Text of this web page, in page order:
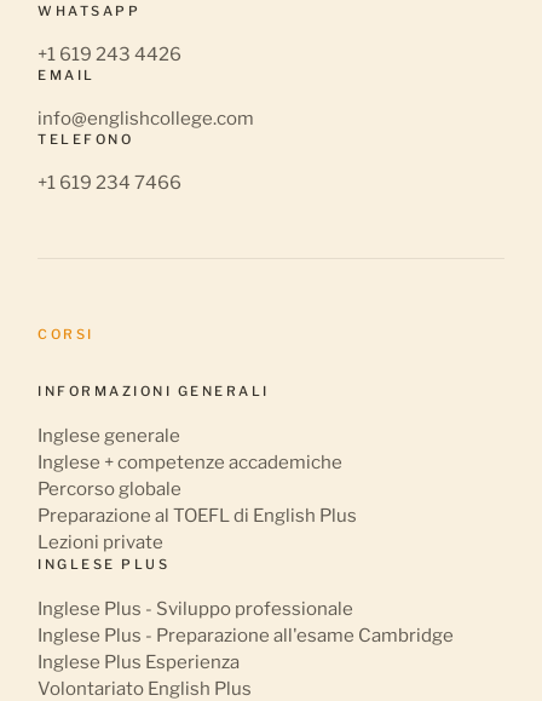
WHATSAPP
+1 619 243 4426
EMAIL
info@englishcollege.com
TELEFONO
+1 619 234 7466
CORSI
INFORMAZIONI GENERALI
Inglese generale
Inglese + competenze accademiche
Percorso globale
Preparazione al TOEFL di English Plus
Lezioni private
INGLESE PLUS
Inglese Plus - Sviluppo professionale
Inglese Plus - Preparazione all'esame Cambridge
Inglese Plus Esperienza
Volontariato English Plus